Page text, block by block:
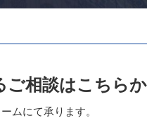
ご相談はこちら
ムにて承ります。